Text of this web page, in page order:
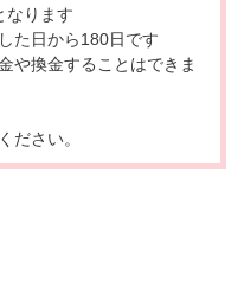
なります
た日から180日です
や換金することはできま
ださい。